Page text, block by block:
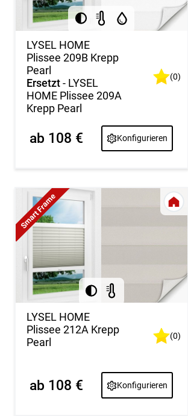
LYSEL HOME
Plissee 209B Krepp
Pearl
Ersetzt- LYSEL
HOME Plissee 209A
Krepp Pearl
(0)
Konfigurieren
ab 108 €
LYSEL HOME
Plissee 212A Krepp
Pearl
Smart Frame
(0)
Konfigurieren
ab 108 €